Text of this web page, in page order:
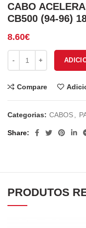
CABO
CB500 (94-96)
8.60€
Quantidade de CABO
Compare
Categorias: CABOS
Share
PRODUTOS